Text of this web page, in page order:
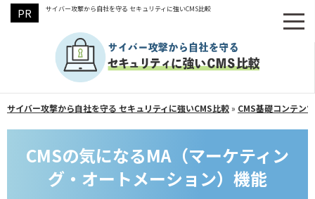
サイバー攻撃から自社を守る セキュリティに強いCMS比較
サイバー攻撃から自社を守る セキュリティに強いCMS比較 » CMS基礎コンテンツ
CMSの気になるMA（マーケティン
グ・オートメーション）機能